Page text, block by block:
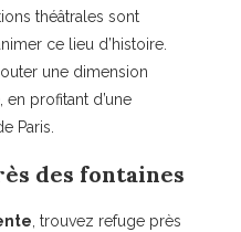
théâtrales sont
ce lieu d’histoire.
une dimension
profitant d’une
Paris.
des fontaines
, trouvez refuge près